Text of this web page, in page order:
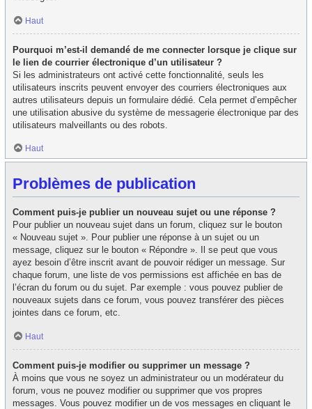
Haut
Pourquoi m’est-il demandé de me connecter lorsque je clique sur
le lien de courrier électronique d’un utilisateur ?
Si les administrateurs ont activé cette fonctionnalité, seuls les
utilisateurs inscrits peuvent envoyer des courriers électroniques aux
autres utilisateurs depuis un formulaire dédié. Cela permet d’empêcher
une utilisation abusive du système de messagerie électronique par des
utilisateurs malveillants ou des robots.
Haut
Problèmes de publication
Comment puis-je publier un nouveau sujet ou une réponse ?
Pour publier un nouveau sujet dans un forum, cliquez sur le bouton
« Nouveau sujet ». Pour publier une réponse à un sujet ou un
message, cliquez sur le bouton « Répondre ». Il se peut que vous
ayez besoin d’être inscrit avant de pouvoir rédiger un message. Sur
chaque forum, une liste de vos permissions est affichée en bas de
l’écran du forum ou du sujet. Par exemple : vous pouvez publier de
nouveaux sujets dans ce forum, vous pouvez transférer des pièces
jointes dans ce forum, etc.
Haut
Comment puis-je modifier ou supprimer un message ?
À moins que vous ne soyez un administrateur ou un modérateur du
forum, vous ne pouvez modifier ou supprimer que vos propres
messages. Vous pouvez modifier un de vos messages en cliquant le